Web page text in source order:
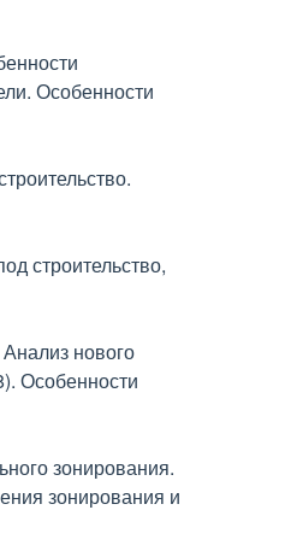
Особенности
строительство,
нового
Особенности
зонирования.
зонирования и